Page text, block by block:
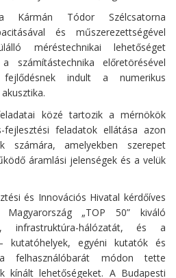
Kármán Tódor Szélcsatorna
és műszerezettségével
méréstechnikai lehetőséget
számítástechnika előretörésével
fejlődésnek indult a numerikus
közé tartozik a mérnökök
fejlesztési feladatok ellátása azon
számára, amelyekben szerepet
áramlási jelenségek és a velük
és Innovációs Hivatal kérdőíves
Magyarország „TOP 50” kiváló
infrastruktúra-hálózatát, és a
kutatóhelyek, egyéni kutatók és
felhasználóbarát módon tette
kínált lehetőségeket. A Budapesti